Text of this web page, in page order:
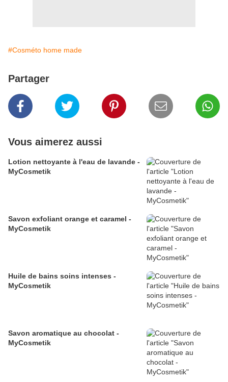
#Cosméto home made
Partager
Vous aimerez aussi
Lotion nettoyante à l'eau de lavande -
MyCosmetik
Savon exfoliant orange et caramel -
MyCosmetik
Huile de bains soins intenses -
MyCosmetik
Savon aromatique au chocolat -
MyCosmetik